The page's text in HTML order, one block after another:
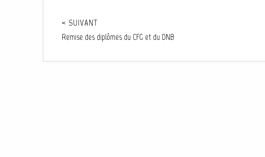
< SUIVANT
Remise des diplômes du CFG et du DNB